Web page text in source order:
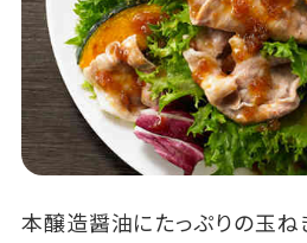
本醸造醤油にたっぷりの玉